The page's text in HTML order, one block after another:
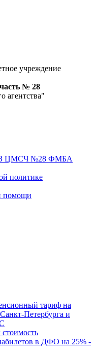
учреждение
№ 28
агентства"
ЦМСЧ №28 ФМБА
политике
помощи
тариф на
Петербурга и
в ДФО на 25% -